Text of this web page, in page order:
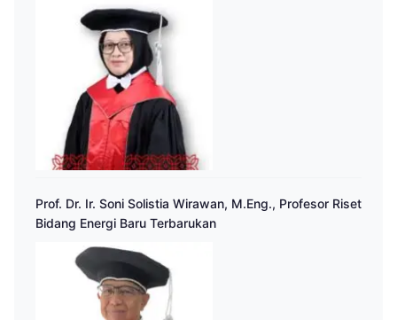
Prof. Dr. Ir. Soni Solistia Wirawan, M.Eng., Profesor Riset
Bidang Energi Baru Terbarukan